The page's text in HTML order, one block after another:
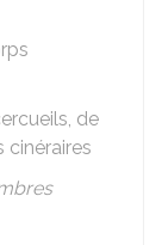
de
cinéraires